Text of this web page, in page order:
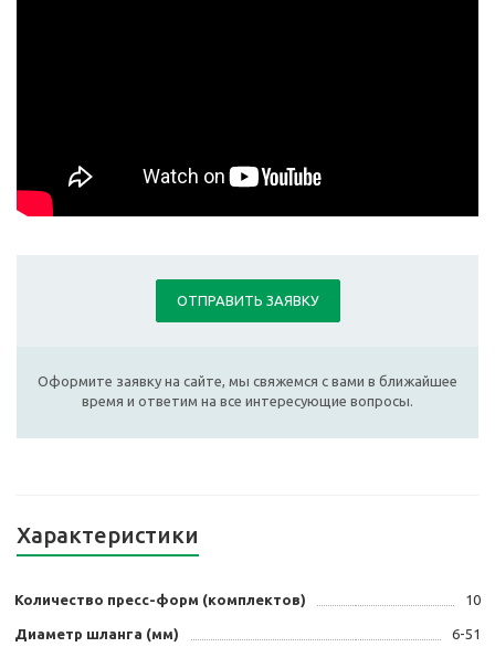
ОТПРАВИТЬ ЗАЯВКУ
Оформите заявку на сайте, мы свяжемся с вами в ближайшее
время и ответим на все интересующие вопросы.
Характеристики
Количество пресс-форм (комплектов) 10
Диаметр шланга (мм) 6-51